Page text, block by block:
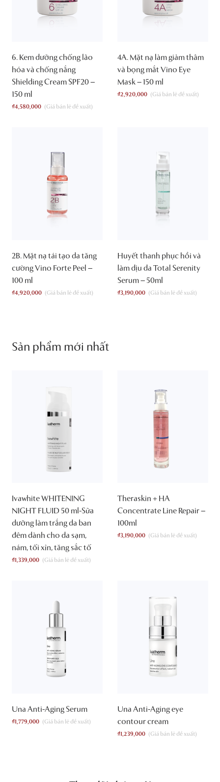
6. Kem dưỡng chống lão
hóa và chống nắng
Shielding Cream SPF20 –
150 ml
₫4,580,000
4A. Mặt nạ làm giảm thâm
và bọng mắt Vino Eye
Mask – 150 ml
₫2,920,000
2B. Mặt nạ tái tạo da tăng
cường Vino Forte Peel –
100 ml
₫4,920,000
Huyết thanh phục hồi và
làm dịu da Total Serenity
Serum – 50ml
₫3,190,000
Sản phẩm mới nhất
Ivawhite WHITENING
NIGHT FLUID 50 ml-Sữa
dưỡng làm trắng da ban
đêm dành cho da sạm,
nám, tối xỉn, tăng sắc tố
₫1,339,000
Theraskin + HA
Concentrate Line Repair –
100ml
₫3,190,000
Una Anti-Aging Serum
₫1,779,000
Una Anti-Aging eye
contour cream
₫1,239,000